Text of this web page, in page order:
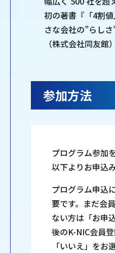
初の著書『「4割
さな会社の”らし
（株式会社同友館
参加方法
プログラム参加
以下よりお申込
プログラム申込
要です。まだ会
ない方は「お申
後のK-NIC会員
「いいえ」をお